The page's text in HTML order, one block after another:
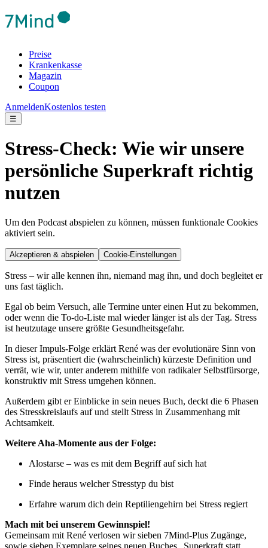
Preise
Krankenkasse
Magazin
Coupon
AnmeldenKostenlos testen
☰
Stress-Check: Wie wir unsere
persönliche Superkraft richtig
nutzen
Um den Podcast abspielen zu können, müssen funktionale Cookies
aktiviert sein.
Akzeptieren & abspielen Cookie-Einstellungen
Stress – wir alle kennen ihn, niemand mag ihn, und doch begleitet er
uns fast täglich.
Egal ob beim Versuch, alle Termine unter einen Hut zu bekommen,
oder wenn die To-do-Liste mal wieder länger ist als der Tag. Stress
ist heutzutage unsere größte Gesundheitsgefahr.
In dieser Impuls-Folge erklärt René was der evolutionäre Sinn von
Stress ist, präsentiert die (wahrscheinlich) kürzeste Definition und
verrät, wie wir, unter anderem mithilfe von radikaler Selbstfürsorge,
konstruktiv mit Stress umgehen können.
Außerdem gibt er Einblicke in sein neues Buch, deckt die 6 Phasen
des Stresskreislaufs auf und stellt Stress in Zusammenhang mit
Achtsamkeit.
Weitere Aha-Momente aus der Folge:
Alostarse – was es mit dem Begriff auf sich hat
Finde heraus welcher Stresstyp du bist
Erfahre warum dich dein Reptiliengehirn bei Stress regiert
Mach mit bei unserem Gewinnspiel!
Gemeinsam mit René verlosen wir sieben 7Mind-Plus Zugänge,
sowie sieben Exemplare seines neuen Buches „Superkraft statt